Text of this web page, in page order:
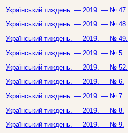
Український тиждень. — 2019. — № 47.
Український тиждень. — 2019. — № 48.
Український тиждень. — 2019. — № 49.
Український тиждень. — 2019. — № 5.
Український тиждень. — 2019. — № 52.
Український тиждень. — 2019. — № 6.
Український тиждень. — 2019. — № 7.
Український тиждень. — 2019. — № 8.
Український тиждень. — 2019. — № 9.